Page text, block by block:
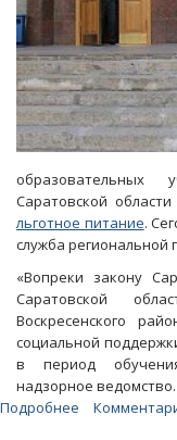
образовательных
Саратовской области
льготное питание.
служба региональной
«Вопреки закону
Саратовской
Воскресенского
социальной
в период
надзорное ведомство.
Подробнее